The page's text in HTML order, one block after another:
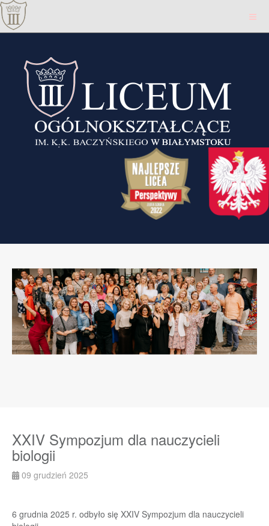
XXIV Sympozjum dla nauczycieli
biologii
09 grudzień 2025
6 grudnia 2025 r. odbyło się XXIV Sympozjum dla nauczycieli